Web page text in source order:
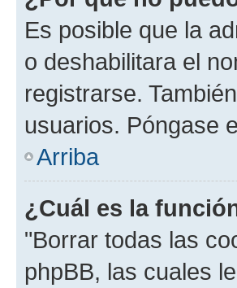
Es posible que la
o deshabilitara el
registrarse.
usuarios. Póngase
Arriba
¿Cuál es la
"Borrar todas las
phpBB, las cuales